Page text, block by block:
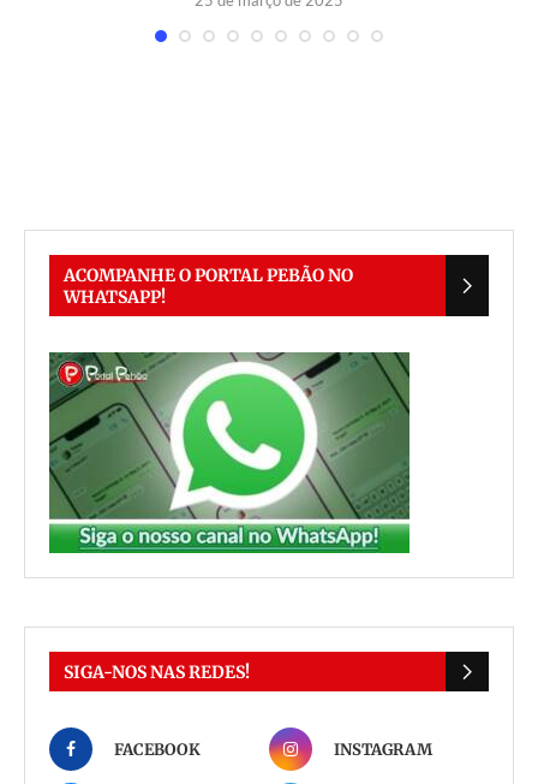
ACOMPANHE O PORTAL PEBÃO NO
WHATSAPP!
SIGA-NOS NAS REDES!
FACEBOOK INSTAGRAM